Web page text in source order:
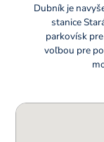
Dubník je
stanice
parkovísk
voľbou pre